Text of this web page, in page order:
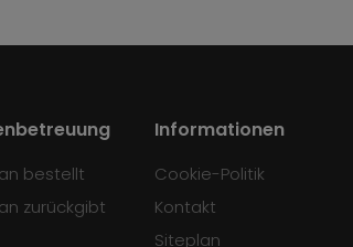
bestellt
zurückgibt
Informationen
Cookie-Politik
Kontakt
Siteplan